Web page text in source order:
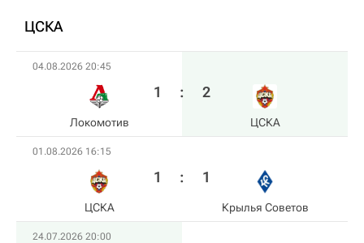
ЦСКА
04.08.2026 20:45
Локомотив
1 : 2
ЦСКА
01.08.2026 16:15
ЦСКА
1 : 1
Крылья Советов
24.07.2026 20:00